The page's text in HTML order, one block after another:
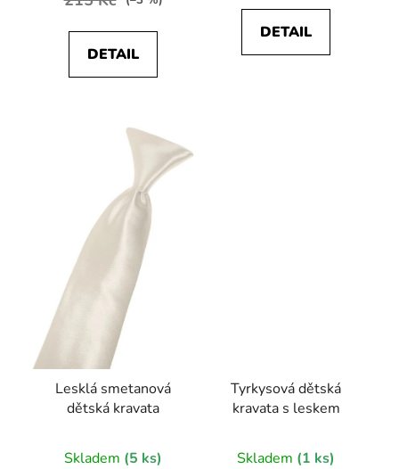
DETAIL
DETAIL
Lesklá smetanová
dětská kravata
Skladem (5 ks)
Tyrkysová dětská
kravata s leskem
Skladem (1 ks)